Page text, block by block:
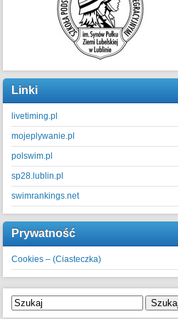
Linki
livetiming.pl
mojeplywanie.pl
polswim.pl
sp28.lublin.pl
swimrankings.net
Prywatność
Cookies – (Ciasteczka)